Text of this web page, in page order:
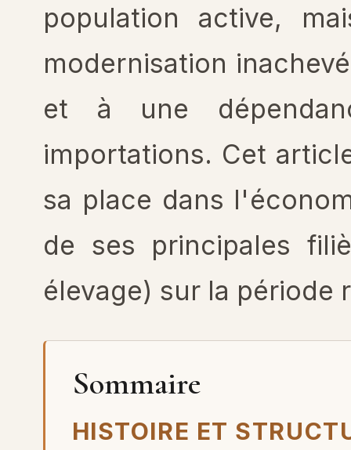
population active,
modernisation
et à une
importations. Cet
sa place dans
de ses principales
élevage) sur la période
Sommaire
HISTOIRE ET